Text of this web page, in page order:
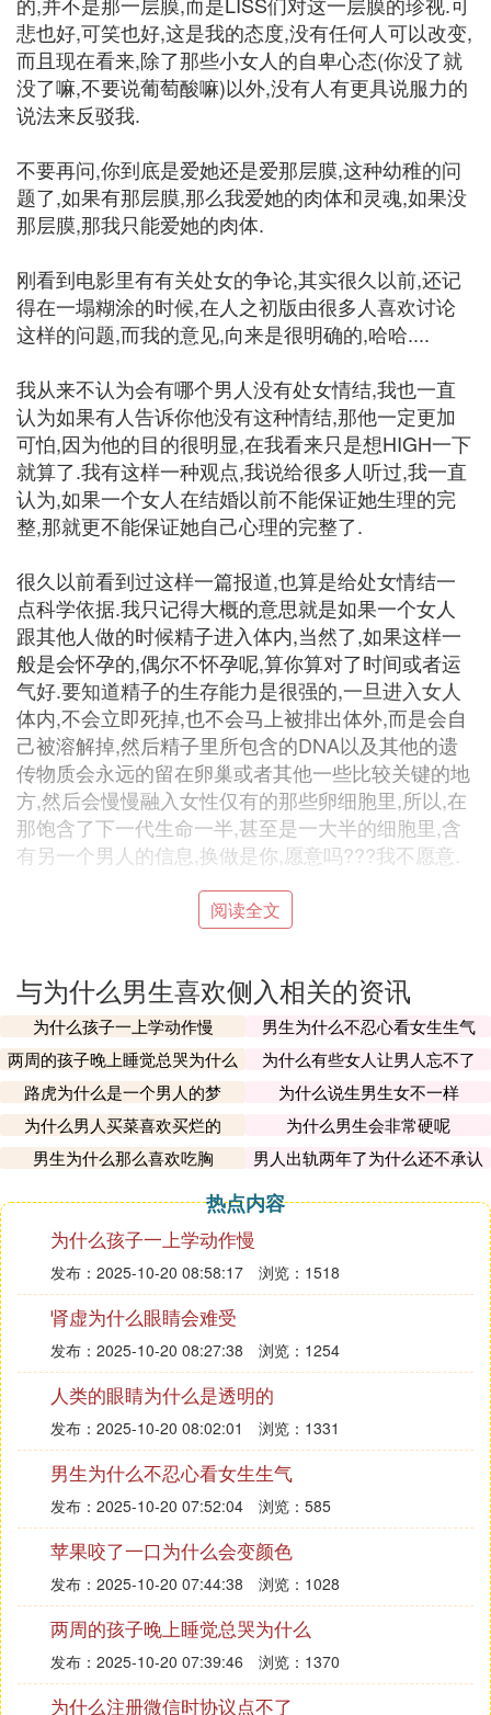
悲也好,可笑也好,这是我的态度,没有任何人可以改变,
而且现在看来,除了那些小女人的自卑心态(你没了就
没了嘛,不要说葡萄酸嘛)以外,没有人有更具说服力的
说法来反驳我.
不要再问,你到底是爱她还是爱那层膜,这种幼稚的问
题了,如果有那层膜,那么我爱她的肉体和灵魂,如果没
那层膜,那我只能爱她的肉体.
刚看到电影里有有关处女的争论,其实很久以前,还记
得在一塌糊涂的时候,在人之初版由很多人喜欢讨论
这样的问题,而我的意见,向来是很明确的,哈哈....
我从来不认为会有哪个男人没有处女情结,我也一直
认为如果有人告诉你他没有这种情结,那他一定更加
可怕,因为他的目的很明显,在我看来只是想HIGH一下
就算了.我有这样一种观点,我说给很多人听过,我一直
认为,如果一个女人在结婚以前不能保证她生理的完
整,那就更不能保证她自己心理的完整了.
很久以前看到过这样一篇报道,也算是给处女情结一
点科学依据.我只记得大概的意思就是如果一个女人
跟其他人做的时候精子进入体内,当然了,如果这样一
般是会怀孕的,偶尔不怀孕呢,算你算对了时间或者运
气好.要知道精子的生存能力是很强的,一旦进入女人
体内,不会立即死掉,也不会马上被排出体外,而是会自
己被溶解掉,然后精子里所包含的DNA以及其他的遗
传物质会永远的留在卵巢或者其他一些比较关键的地
方,然后会慢慢融入女性仅有的那些卵细胞里,所以,在
那饱含了下一代生命一半,甚至是一大半的细胞里,含
有另一个男人的信息,换做是你,愿意吗???我不愿意.
当然了,对于我来说,大半可能还是来自心里,还是那句
话,我需要的是一个心理和生理都完整的人来陪我走
所以,结论是,永远不要相信一个男人告诉你他说他没
有处女情结...珍惜自己,为了爱你的人.
PS:
女孩子都会对男人的处女情节嗤之以鼻,习惯了,因为
我也对女孩子们的很多习惯很费解.道德经里面有一
事,如果你不懂不要轻蔑的去否定,如果你懂的话,也不
要太过盛气凌人.有没有科学根据,我知道那种说法一
定是唬烂的,我肯定不会相信,但是这件事情需要科学
根据吗???如果说有人说有科学根据的话大概也最多
只能从心理学方面去解释吧,可以归结为男人的若干
种心态,但总的来说,也算不上病态吧.所以我只想跟那
些有异议的女孩子们讲,如果你不懂男人的处女情节
的原因的话,不要觉得这是一件多么不公平的事,你可
以不赞成,但不要说这是错误的.
对女生我也有很多不理解,比如女孩子们之间的关系,
从高中开始我就察觉到班上的女生之间关系极其微妙
复杂,好的可以好到每天拉着手上课吃饭,差的差到导
致所有人分成两派这种...一直到现在都不理解,但我从
来不觉得一个女生如果讨厌另一个女生有什么错.但
对于我来说,如果有什么事,说清楚嘛,不爽的话,谁的拳
头硬谁就算有道理,这么简单的事...
话说回来,为什么,现在已经过了克己复礼的年代了,一
切关于性的想法在你发育成熟以后都不可避免,什么
叫己所不欲勿施于人呢???首先,从需求上来看的话,在
阅读全文
与为什么男生喜欢侧入相关的资讯
为什么孩子一上学动作慢
男生为什么不忍心看女生生气
两周的孩子晚上睡觉总哭为什么
为什么有些女人让男人忘不了
路虎为什么是一个男人的梦
为什么说生男生女不一样
为什么男人买菜喜欢买烂的
为什么男生会非常硬呢
男生为什么那么喜欢吃胸
男人出轨两年了为什么还不承认
热点内容
为什么孩子一上学动作慢
发布：2025-10-20 08:58:17 浏览：1518
肾虚为什么眼睛会难受
发布：2025-10-20 08:27:38 浏览：1254
人类的眼睛为什么是透明的
发布：2025-10-20 08:02:01 浏览：1331
男生为什么不忍心看女生生气
发布：2025-10-20 07:52:04 浏览：585
苹果咬了一口为什么会变颜色
发布：2025-10-20 07:44:38 浏览：1028
两周的孩子晚上睡觉总哭为什么
发布：2025-10-20 07:39:46 浏览：1370
为什么注册微信时协议点不了